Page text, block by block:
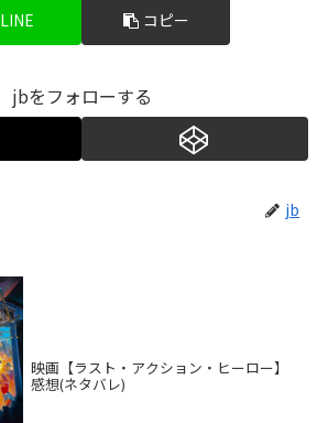
LINE コピー
jbをフォローする
jb
映画【ラスト・アクション・ヒーロー】
感想(ネタバレ)